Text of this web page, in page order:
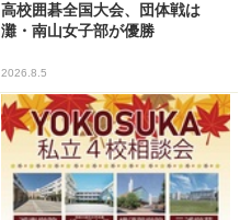
高校囲碁全国大会、団体戦は
灘・南山女子部が優勝
2026.8.5